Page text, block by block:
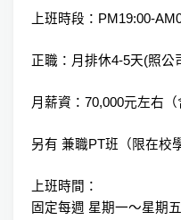
上班時段：PM19:00-
正職：月排休4-5天(照公
月薪資：70,000元左右
另有 兼職PT班（限在校
上班時間：
固定每週 星期一～星期